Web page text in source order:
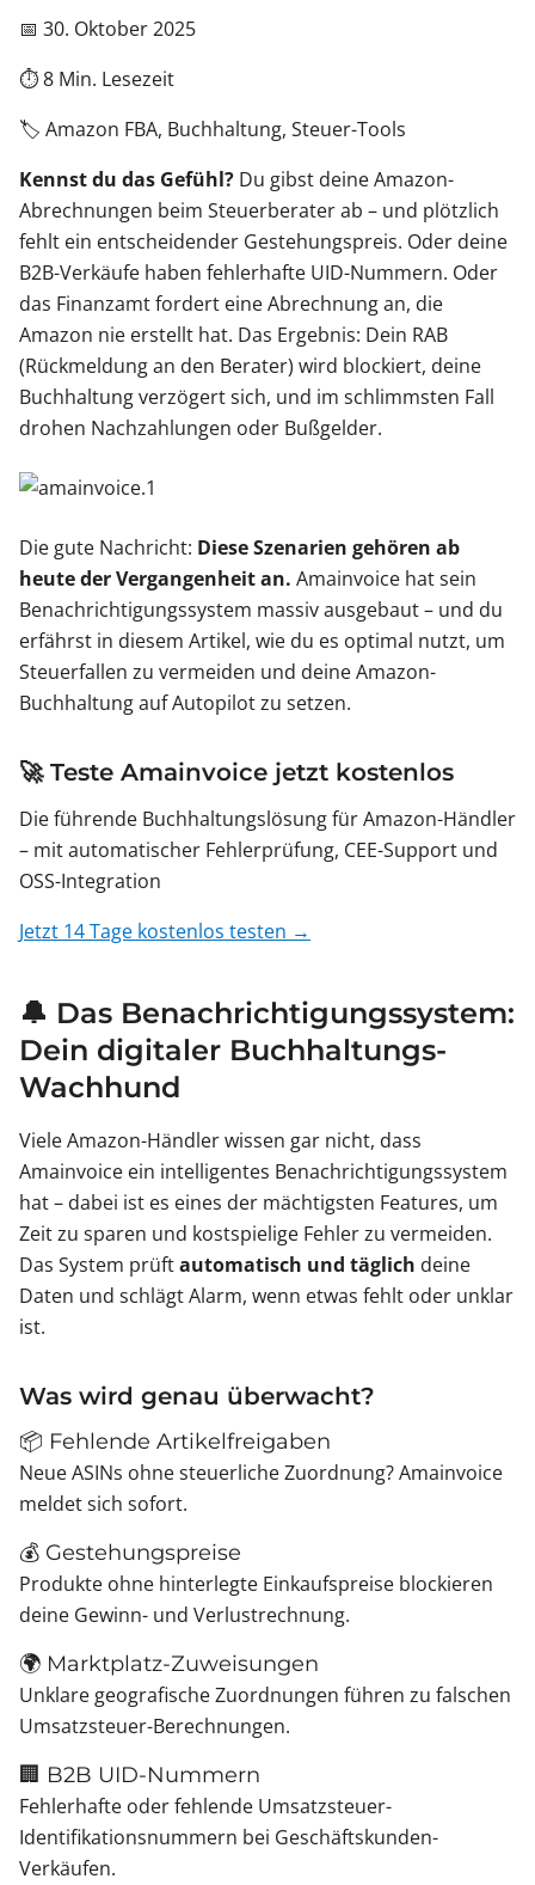
📅 30. Oktober 2025
⏱️ 8 Min. Lesezeit
🏷️ Amazon FBA, Buchhaltung, Steuer-Tools
Kennst du das Gefühl? Du gibst deine Amazon-
Abrechnungen beim Steuerberater ab – und plötzlich
fehlt ein entscheidender Gestehungspreis. Oder deine
B2B-Verkäufe haben fehlerhafte UID-Nummern. Oder
das Finanzamt fordert eine Abrechnung an, die
Amazon nie erstellt hat. Das Ergebnis: Dein RAB
(Rückmeldung an den Berater) wird blockiert, deine
Buchhaltung verzögert sich, und im schlimmsten Fall
drohen Nachzahlungen oder Bußgelder.
Die gute Nachricht: Diese Szenarien gehören ab
heute der Vergangenheit an. Amainvoice hat sein
Benachrichtigungssystem massiv ausgebaut – und du
erfährst in diesem Artikel, wie du es optimal nutzt, um
Steuerfallen zu vermeiden und deine Amazon-
Buchhaltung auf Autopilot zu setzen.
🚀 Teste Amainvoice jetzt kostenlos
Die führende Buchhaltungslösung für Amazon-Händler
– mit automatischer Fehlerprüfung, CEE-Support und
OSS-Integration
Jetzt 14 Tage kostenlos testen →
🔔 Das Benachrichtigungssystem:
Dein digitaler Buchhaltungs-
Wachhund
Viele Amazon-Händler wissen gar nicht, dass
Amainvoice ein intelligentes Benachrichtigungssystem
hat – dabei ist es eines der mächtigsten Features, um
Zeit zu sparen und kostspielige Fehler zu vermeiden.
Das System prüftautomatisch und täglich deine
Daten und schlägt Alarm, wenn etwas fehlt oder unklar
ist.
Was wird genau überwacht?
📦 Fehlende Artikelfreigaben
Neue ASINs ohne steuerliche Zuordnung? Amainvoice
meldet sich sofort.
💰 Gestehungspreise
Produkte ohne hinterlegte Einkaufspreise blockieren
deine Gewinn- und Verlustrechnung.
🌍 Marktplatz-Zuweisungen
Unklare geografische Zuordnungen führen zu falschen
Umsatzsteuer-Berechnungen.
🏢 B2B UID-Nummern
Fehlerhafte oder fehlende Umsatzsteuer-
Identifikationsnummern bei Geschäftskunden-
Verkäufen.